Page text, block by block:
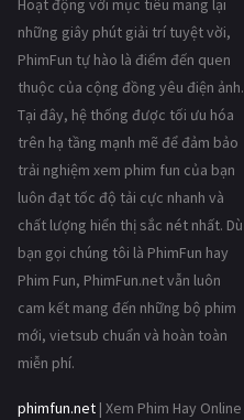
Hoạt động với mục tiêu mang lại
những giây phút giải trí tuyệt vời,
PhimFun tự hào là điểm đến quen
thuộc của cộng đồng yêu điện ảnh.
Tại đây, hệ thống được tối ưu hóa
trên hạ tầng mạnh mẽ để đảm bảo
trải nghiệm xem phim fun của bạn
luôn đạt tốc độ tải cực nhanh và
chất lượng hiển thị sắc nét nhất. Dù
bạn gọi chúng tôi là PhimFun hay
Phim Fun, PhimFun.net vẫn luôn
cam kết mang đến những bộ phim
mới, vietsub chuẩn và hoàn toàn
miễn phí.
phimfun.net | Xem Phim Hay Online